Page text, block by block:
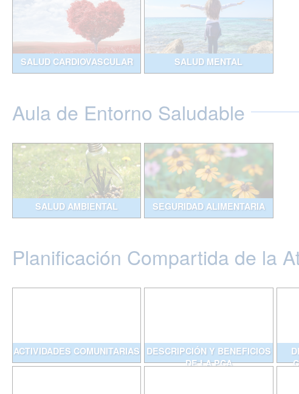
SALUD CARDIOVASCULAR SALUD MENTAL
Aula de Entorno Saludable
SALUD AMBIENTAL SEGURIDAD ALIMENTARIA
Planificación Compartida de la
ACTIVIDADES COMUNITARIAS DESCRIPCIÓN Y BENEFICIOS
DE LA PCA